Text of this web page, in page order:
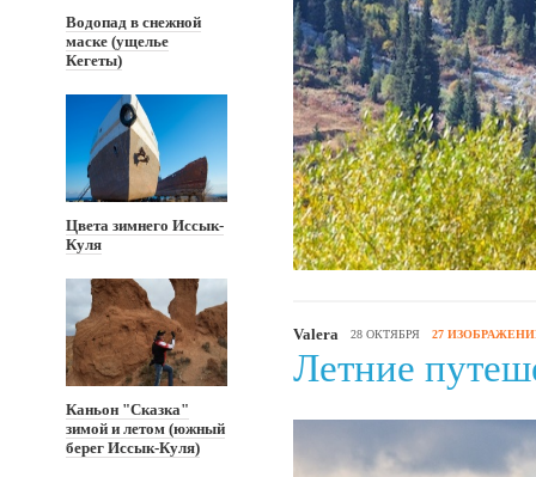
Водопад в снежной
маске (ущелье
Кегеты)
Цвета зимнего Иссык-
Куля
Каньон "Сказка"
зимой и летом (южный
берег Иссык-Куля)
Valera 28 ОКТЯБРЯ 27
Летние